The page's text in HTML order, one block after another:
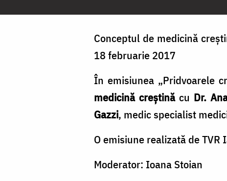
Conceptul de medicină
18 februarie 2017
În emisiunea „Pridvoarele
medicină creștinăcu Dr.
Gazzi, medic specialist
O emisiune realizată de TVR
Moderator: Ioana Stoian